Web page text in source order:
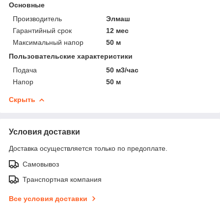
Основные
Производитель
Элмаш
Гарантийный срок
12 мес
Максимальный напор
50 м
Пользовательские характеристики
Подача
50 м3/час
Напор
50 м
Скрыть
Условия доставки
Доставка осуществляется только по предоплате.
Самовывоз
Транспортная компания
Все условия доставки